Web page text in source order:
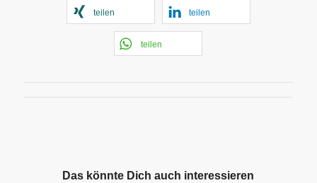
teilen teilen
teilen
Das könnte Dich auch interessieren